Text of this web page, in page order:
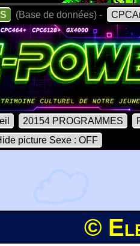
(Base de données) -
20154 PROGRAMMES
picture Sexe : OFF
©